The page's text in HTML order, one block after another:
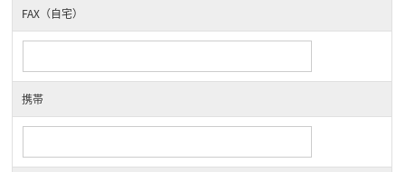
FAX（自宅）
携帯